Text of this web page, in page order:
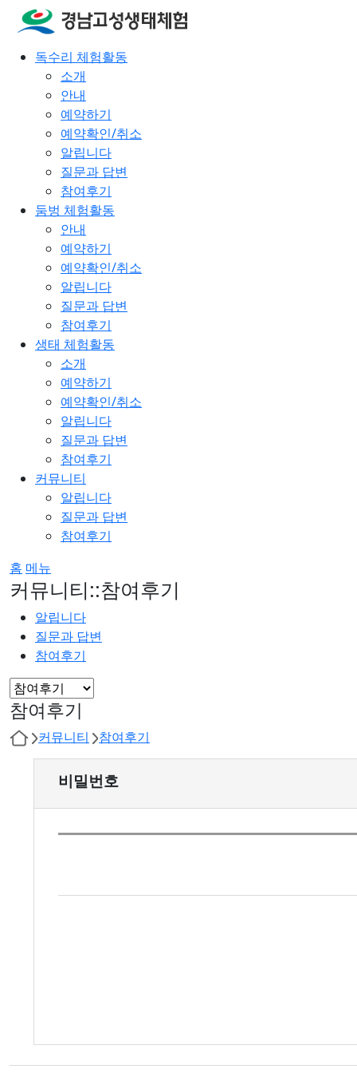
독수리 체험활동
소개
안내
예약하기
예약확인/취소
알립니다
질문과 답변
참여후기
둠벙 체험활동
안내
예약하기
예약확인/취소
알립니다
질문과 답변
참여후기
생태 체험활동
소개
예약하기
예약확인/취소
알립니다
질문과 답변
참여후기
커뮤니티
알립니다
질문과 답변
참여후기
홈 메뉴
커뮤니티::참여후기
알립니다
질문과 답변
참여후기
참여후기
커뮤니티 참여후기
비밀번호